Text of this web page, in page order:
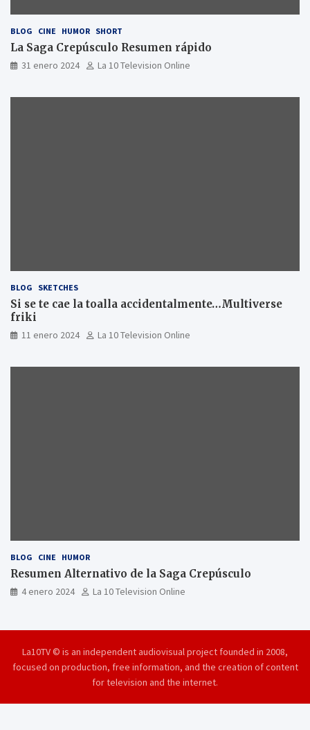
BLOG CINE HUMOR SHORT
La Saga Crepúsculo Resumen rápido
31 enero 2024 La 10 Television Online
BLOG SKETCHES
Si se te cae la toalla accidentalmente…Multiverse
friki
11 enero 2024 La 10 Television Online
BLOG CINE HUMOR
Resumen Alternativo de la Saga Crepúsculo
4 enero 2024 La 10 Television Online
La10TV © is an independent audiovisual project founded in 2008,
focused on production, free information, and the creation of content
for television and the internet.